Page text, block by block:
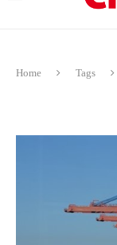
Home Tags